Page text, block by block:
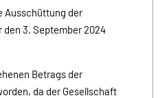
Ausschüttung der
3. September 2024
Betrags der
da der Gesellschaft